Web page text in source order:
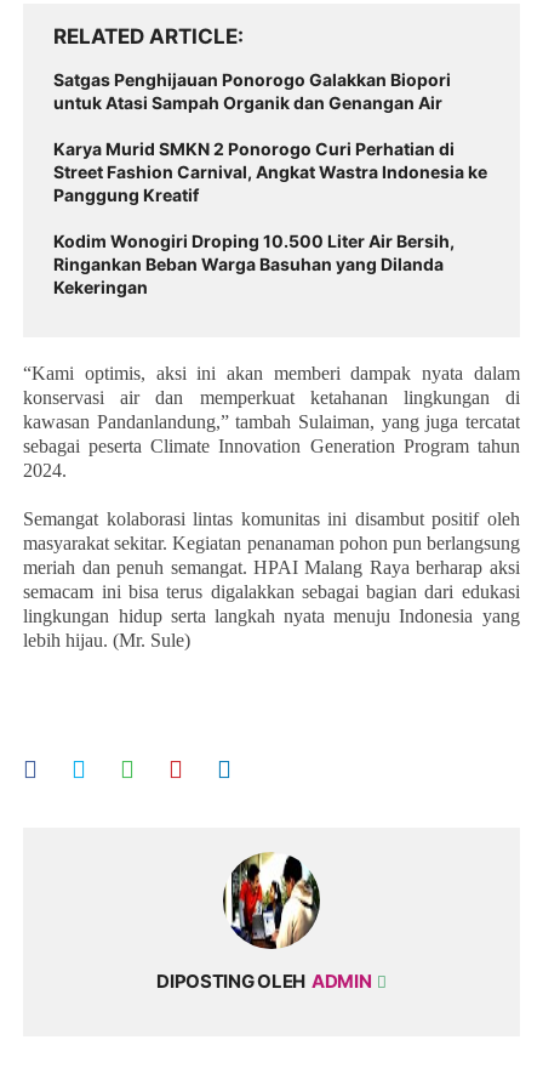
RELATED ARTICLE
Satgas Penghijauan Ponorogo Galakkan Biopori
untuk Atasi Sampah Organik dan Genangan Air
Karya Murid SMKN 2 Ponorogo Curi Perhatian di
Street Fashion Carnival, Angkat Wastra Indonesia ke
Panggung Kreatif
Kodim Wonogiri Droping 10.500 Liter Air Bersih,
Ringankan Beban Warga Basuhan yang Dilanda
Kekeringan
“Kami optimis, aksi ini akan memberi dampak nyata dalam
konservasi air dan memperkuat ketahanan lingkungan di
kawasan Pandanlandung,” tambah Sulaiman, yang juga tercatat
sebagai peserta Climate Innovation Generation Program tahun
2024.
Semangat kolaborasi lintas komunitas ini disambut positif oleh
masyarakat sekitar. Kegiatan penanaman pohon pun berlangsung
meriah dan penuh semangat. HPAI Malang Raya berharap aksi
semacam ini bisa terus digalakkan sebagai bagian dari edukasi
lingkungan hidup serta langkah nyata menuju Indonesia yang
lebih hijau. (Mr. Sule)
DIPOSTING OLEH ADMIN